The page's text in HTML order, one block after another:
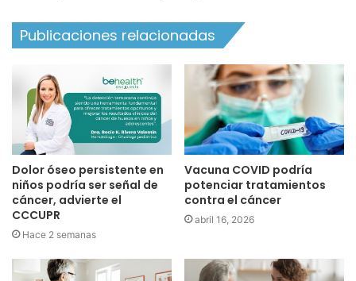
Publicaciones relacionadas
Dolor óseo persistente en
niños podría ser señal de
cáncer, advierte el
CCCUPR
Hace 2 semanas
Vacuna COVID podría
potenciar tratamientos
contra el cáncer
abril 16, 2026